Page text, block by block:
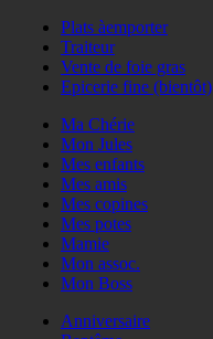
Plats àemporter
Traiteur
Vente de foie gras
Epicerie fine (bientôt)
Ma Chérie
Mon Jules
Mes enfants
Mes amis
Mes copines
Mes potes
Mamie
Mon assoc.
Mon Boss
Anniversaire